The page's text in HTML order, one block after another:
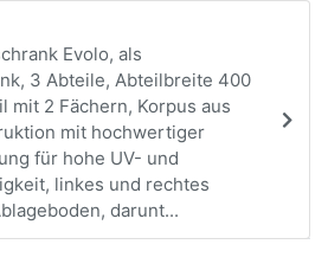
Evolo, als
3 Abteile, Abteilbreite 400
mit 2 Fächern, Korpus aus
mit hochwertiger
für hohe UV- und
linkes und rechtes
darunt...